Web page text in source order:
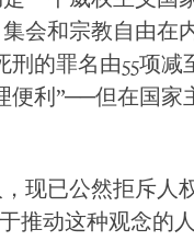
会和宗教自由在
的罪名由55项减
利”──但在国家
现已公然拒斥人
推动这种观念的